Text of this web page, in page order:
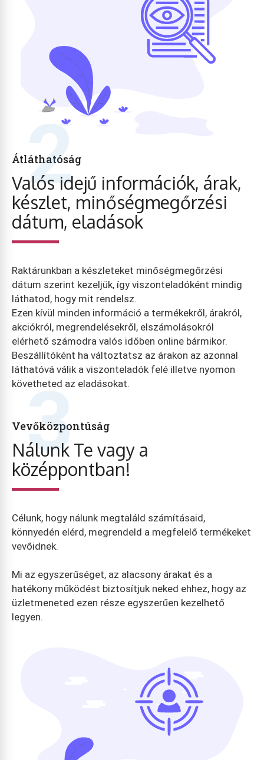
Átláthatóság
2
Valós idejű információk, árak,
készlet, minőségmegőrzési
dátum, eladások
Raktárunkban a készleteket minőségmegőrzési
dátum szerint kezeljük, így viszonteladóként mindig
láthatod, hogy mit rendelsz.
Ezen kívül minden információ a termékekről, árakról,
akciókról, megrendelésekről, elszámolásokról
elérhető számodra valós időben online bármikor.
Beszállítóként ha változtatsz az árakon az azonnal
láthatóvá válik a viszonteladók felé illetve nyomon
követheted az eladásokat.
Vevőközpontúság
3
Nálunk Te vagy a
középpontban!
Célunk, hogy nálunk megtaláld számításaid,
könnyedén elérd, megrendeld a megfelelő termékeket
vevőidnek.
Mi az egyszerűséget, az alacsony árakat és a
hatékony működést biztosítjuk neked ehhez, hogy az
üzletmeneted ezen része egyszerűen kezelhető
legyen.